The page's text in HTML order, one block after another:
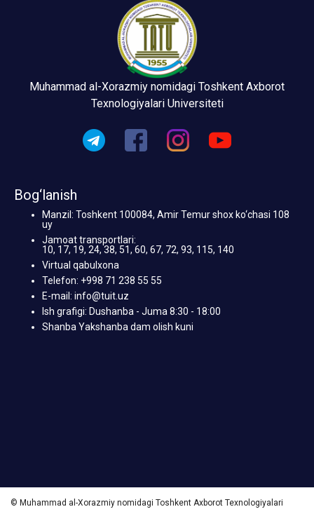
Muhammad al-Xorazmiy nomidagi Toshkent Axborot
Texnologiyalari Universiteti
Bog‘lanish
Manzil: Toshkent 100084, Amir Temur shox ko‘chasi 108
uy
Jamoat transportlari:
10, 17, 19, 24, 38, 51, 60, 67, 72, 93, 115, 140
Virtual qabulxona
Telefon: +998 71 238 55 55
E-mail: info@tuit.uz
Ish grafigi: Dushanba - Juma 8:30 - 18:00
Shanba Yakshanba dam olish kuni
© Muhammad al-Xorazmiy nomidagi Toshkent Axborot Texnologiyalari